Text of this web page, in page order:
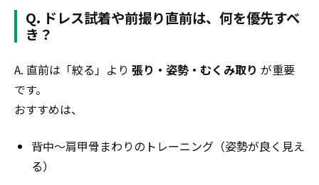
Q. ドレス試着や前撮り直前は、何を優先すべ
き？
A. 直前は「絞る」より 張り・姿勢・むくみ取り が重要
です。
おすすめは、
背中〜肩甲骨まわりのトレーニング（姿勢が良く見え
る）